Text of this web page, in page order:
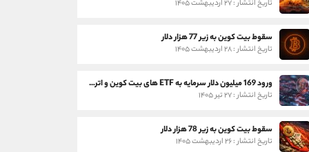
تاریخ انتشار : ۲۷ اردیبهشت ۱۴۰۵
سقوط بیت کوین به زیر 77 هزار دلار
تاریخ انتشار : ۲۸ اردیبهشت ۱۴۰۵
ورود 169 میلیون دلار سرمایه به ETF های بیت کوین و اتریوم
تاریخ انتشار : ۲۷ تیر ۱۴۰۵
سقوط بیت کوین به زیر 78 هزار دلار
تاریخ انتشار : ۲۶ اردیبهشت ۱۴۰۵